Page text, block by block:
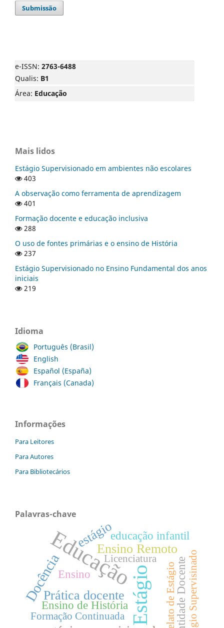
Submissão
e-ISSN: 2763-6488
Qualis: B1
Área: Educação
Mais lidos
Estágio Supervisionado em ambientes não escolares
403
A observação como ferramenta de aprendizagem
401
Formação docente e educação inclusiva
288
O uso de fontes primárias e o ensino de História
237
Estágio Supervisionado no Ensino Fundamental dos anos
iniciais
219
Idioma
Português (Brasil)
English
Español (España)
Français (Canada)
Informações
Para Leitores
Para Autores
Para Bibliotecários
Palavras-chave
Educação
Estágio
Docência
Prática docente
estágioEnsino Remoto
Ensino de História Identidade Docente
educação infantil
Ensino
Formação Continuada Estágio Supervisinado
Relato de Estágio
Licenciatura